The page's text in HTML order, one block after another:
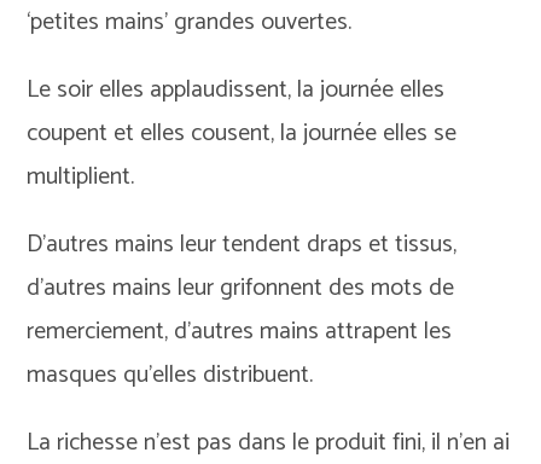
‘petites mains’ grandes ouvertes.
Le soir elles applaudissent, la journée elles
coupent et elles cousent, la journée elles se
multiplient.
D’autres mains leur tendent draps et tissus,
d’autres mains leur grifonnent des mots de
remerciement, d’autres mains attrapent les
masques qu’elles distribuent.
La richesse n’est pas dans le produit fini, il n’en ai